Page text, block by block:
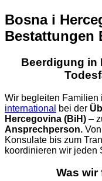
Bosna i
Bestattungen
Beerdigung in
Wir begleiten Familien
international
bei der
Hercegovina (BiH) –
Ansprechperson.
Konsulate bis zum
koordinieren wir jeden
Was wir